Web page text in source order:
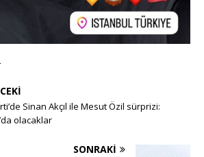
Sinan Akçıl ile Mesut Özil sürprizi:
olacaklar
SONRAKI